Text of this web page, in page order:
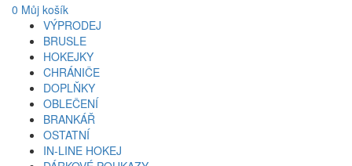
0 Můj košík
VÝPRODEJ
BRUSLE
HOKEJKY
CHRÁNIČE
DOPLŇKY
OBLEČENÍ
BRANKÁŘ
OSTATNÍ
IN-LINE HOKEJ